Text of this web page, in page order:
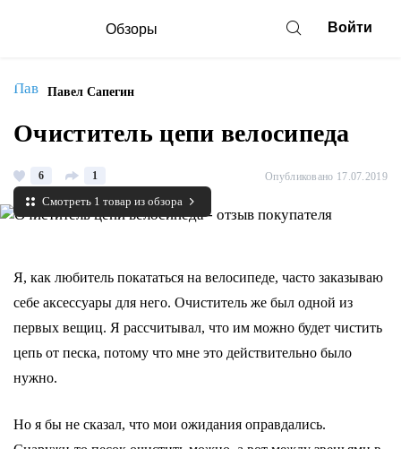
Обзоры Войти
Павел Сапегин
Очиститель цепи велосипеда
6 1 Опубликовано 17.07.2019
Смотреть 1 товар из обзора
Я, как любитель покататься на велосипеде, часто заказываю
себе аксессуары для него. Очиститель же был одной из
первых вещиц. Я рассчитывал, что им можно будет чистить
цепь от песка, потому что мне это действительно было
нужно.
Но я бы не сказал, что мои ожидания оправдались.